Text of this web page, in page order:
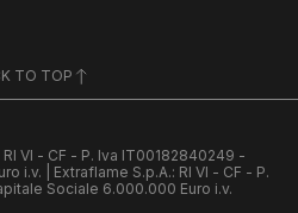
TO TOP
RI VI - CF - P. Iva IT00182840249 -
i.v. | Extraflame S.p.A.: RI VI - CF - P.
Sociale 6.000.000 Euro i.v.